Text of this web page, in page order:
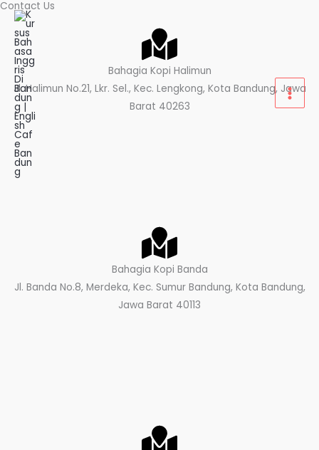
Lewati
konten
Contact Us​
Bahagia Kopi Halimun
Jl. Halimun No.21, Lkr. Sel., Kec. Lengkong, Kota Bandung, Jawa
Barat 40263
Bahagia Kopi Banda
Jl. Banda No.8, Merdeka, Kec. Sumur Bandung, Kota Bandung,
Jawa Barat 40113